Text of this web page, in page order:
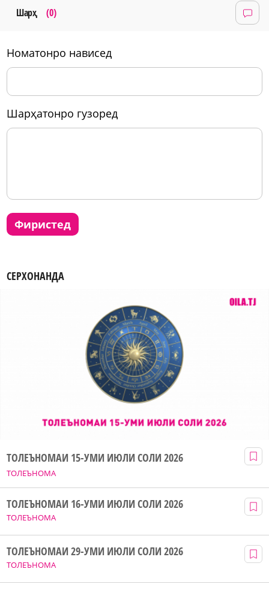
Шарҳ (0)
номатонро нависед
шарҳатонро гузоред
фиристед
СЕРХОНАНДА
ТОЛЕЪНОМА
ТОЛЕЪНОМАИ 15-УМИ ИЮЛИ СОЛИ 2026
ТОЛЕЪНОМА
ТОЛЕЪНОМАИ 16-УМИ ИЮЛИ СОЛИ 2026
ТОЛЕЪНОМА
ТОЛЕЪНОМАИ 29-УМИ ИЮЛИ СОЛИ 2026